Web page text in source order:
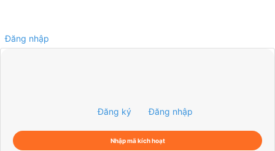
Đăng nhập
Đăng ký Đăng nhập
Nhập mã kích hoạt